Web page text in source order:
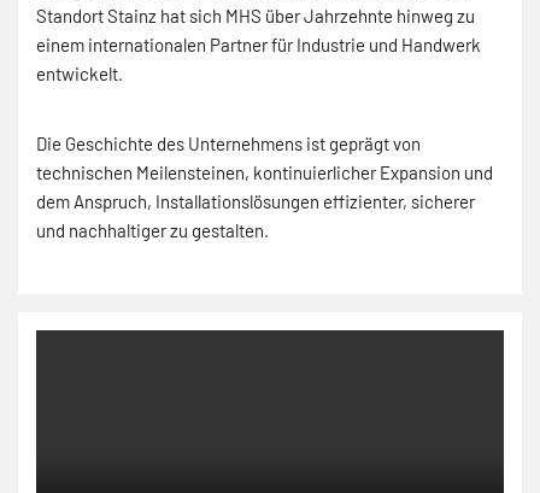
Standort Stainz hat sich MHS über Jahrzehnte hinweg zu
einem internationalen Partner für Industrie und Handwerk
entwickelt.
Die Geschichte des Unternehmens ist geprägt von
technischen Meilensteinen, kontinuierlicher Expansion und
dem Anspruch, Installationslösungen effizienter, sicherer
und nachhaltiger zu gestalten.